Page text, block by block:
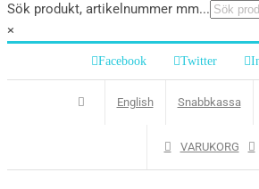
Sök produkt, artikelnummer mm...
×
Facebook Twitter
English Snabbkassa
VARUKORG